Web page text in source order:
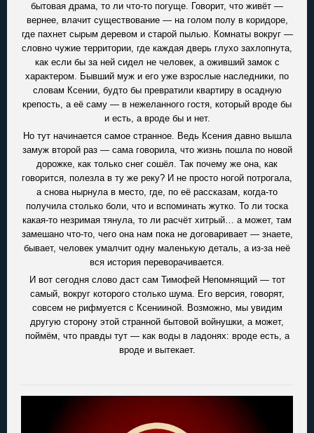
бытовая драма, то ли что-то погуще. Говорит, что живёт —
вернее, влачит существование — на голом полу в коридоре,
где пахнет сырым деревом и старой пылью. Комнаты вокруг —
словно чужие территории, где каждая дверь глухо захлопнута,
как если бы за ней сидел не человек, а оживший замок с
характером. Бывший муж и его уже взрослые наследники, по
словам Ксении, будто бы превратили квартиру в осадную
крепость, а её саму — в нежеланного гостя, который вроде бы
и есть, а вроде бы и нет.
Но тут начинается самое странное. Ведь Ксения давно вышла
замуж второй раз — сама говорила, что жизнь пошла по новой
дорожке, как только снег сошёл. Так почему же она, как
говорится, полезла в ту же реку? И не просто ногой потрогала,
а снова нырнула в место, где, по её рассказам, когда-то
получила столько боли, что и вспоминать жутко. То ли тоска
какая-то незримая тянула, то ли расчёт хитрый… а может, там
замешано что-то, чего она нам пока не договаривает — знаете,
бывает, человек умалчит одну маленькую деталь, а из-за неё
вся история переворачивается.
И вот сегодня слово даст сам Тимофей Непомнящий — тот
самый, вокруг которого столько шума. Его версия, говорят,
совсем не рифмуется с Ксенииной. Возможно, мы увидим
другую сторону этой странной бытовой войнушки, а может,
поймём, что правды тут — как воды в ладонях: вроде есть, а
вроде и вытекает.